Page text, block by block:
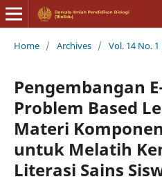
Home / Archives / Vol. 14 No. 1
Pengembangan
Problem Based
Materi
untuk Melatih
Literasi Sains